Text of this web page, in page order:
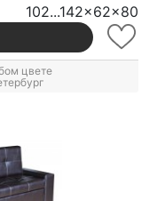
102...142x62x80
цвете